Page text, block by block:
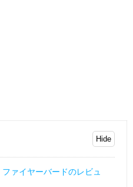
ァイヤーバードのレビュ